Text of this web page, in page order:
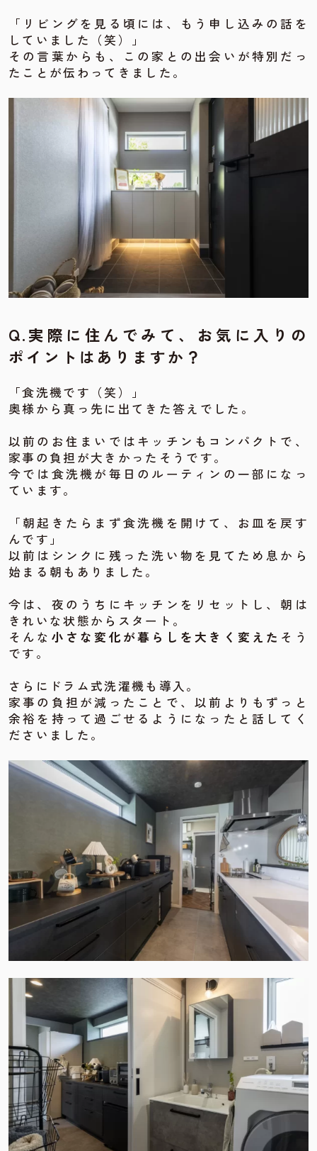
「リビングを見る頃には、もう申し込みの話を
していました（笑）」
その言葉からも、この家との出会いが特別だっ
たことが伝わってきました。
Q.実際に住んでみて、お気に入りの
ポイントはありますか？
「食洗機です（笑）」
奥様から真っ先に出てきた答えでした。
以前のお住まいではキッチンもコンパクトで、
家事の負担が大きかったそうです。
今では食洗機が毎日のルーティンの一部になっ
ています。
「朝起きたらまず食洗機を開けて、お皿を戻す
んです」
以前はシンクに残った洗い物を見てため息から
始まる朝もありました。
今は、夜のうちにキッチンをリセットし、朝は
きれいな状態からスタート。
そんな 小さな変化が暮らしを大きく変えた そう
です。
さらにドラム式洗濯機も導入。
家事の負担が減ったことで、以前よりもずっと
余裕を持って過ごせるようになったと話してく
ださいました。